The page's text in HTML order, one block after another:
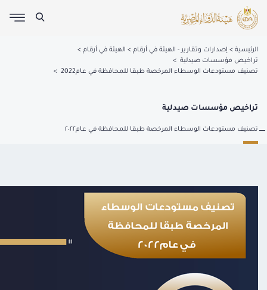
الرئيسية إصدارات وتقارير - الهيئة في أرقام
الهيئة في أرقام
تراخيص مؤسسات صيدلية
تصنيف مستودعات الوسطاء المرخصة طبقا للمحافظة في عام2022
تراخيص مؤسسات صيدلية
تصنيف مستودعات الوسطاء المرخصة طبقا للمحافظة في عام٢٠٢٢